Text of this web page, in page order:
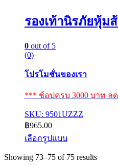
รองเท้านิรภัยหุ้ม
0 out of 5
(0)
โปรโมชั่นของเรา
*** ช้อปครบ 3000 บาท ล
SKU: 9501UZZZ
฿965.00
เลือกรูปแบบ
product
Showing 73–75 of 75 resultsSorted